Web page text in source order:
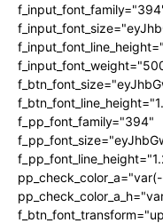
f_pp_font_family="394"